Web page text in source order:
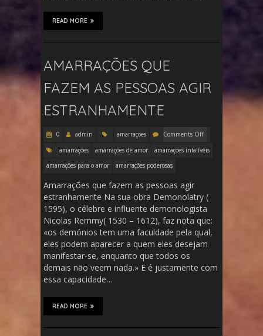
READ MORE
AMARRAÇÕES QUE
FAZEM AS PESSOAS AGIR
ESTRANHAMENTE
0 admin amarraçoes
Comments Off
amarrações
amarrações de amor
amarrações infalíveis
amarrações para o amor
amarrações poderosas
Amarrações que fazem as pessoas agir
estranhamente Na sua obra Demonolatry (
1595), o célebre e influente demonologista
Nicolas Remmy( 1530 – 1612), faz nota que:
«os demónios tem uma faculdade pela qual,
eles podem aparecer a quem eles desejam
manifestar-se, enquanto que todos os
demais não veem nada.» E é justamente com
essa capacidade…
READ MORE